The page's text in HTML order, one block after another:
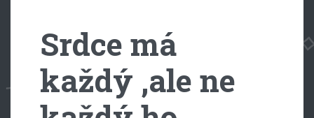
Srdce má
každý ,ale ne